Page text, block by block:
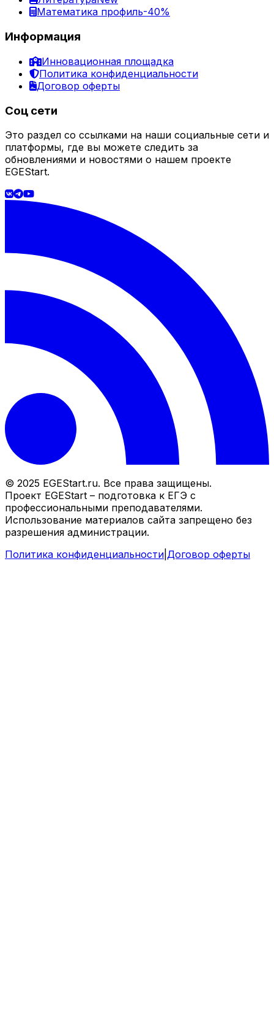
Математика профиль-40%
Информация
Инновационная площадка
Политика конфиденциальности
Договор оферты
Соц сети
Это раздел со ссылками на наши социальные сети и
платформы, где вы можете следить за
обновлениями и новостями о нашем проекте
EGEStart.
© 2025 EGEStart.ru. Все права защищены.
Проект EGEStart – подготовка к ЕГЭ с
профессиональными преподавателями.
Использование материалов сайта запрещено без
разрешения администрации.
Политика конфиденциальности Договор оферты